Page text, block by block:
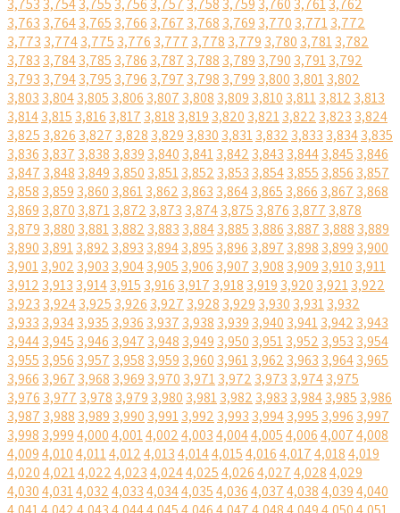
3,753 3,7543,755 3,756 3,757 3,758 3,759 3,760 3,7613,762
3,763 3,7643,765 3,766 3,767 3,768 3,769 3,770 3,7713,772
3,773 3,7743,775 3,776 3,777 3,778 3,779 3,780 3,7813,782
3,783 3,7843,785 3,786 3,787 3,788 3,789 3,790 3,7913,792
3,793 3,7943,795 3,796 3,797 3,798 3,799 3,800 3,8013,802
3,803 3,8043,805 3,806 3,807 3,808 3,809 3,810 3,8113,812 3,813
3,8143,815 3,816 3,817 3,818 3,819 3,820 3,8213,822 3,823 3,824
3,825 3,826 3,827 3,828 3,829 3,830 3,8313,832 3,833 3,8343,835
3,836 3,837 3,838 3,839 3,840 3,8413,842 3,843 3,8443,845 3,846
3,847 3,848 3,849 3,850 3,8513,852 3,853 3,8543,855 3,856 3,857
3,858 3,859 3,860 3,8613,862 3,863 3,8643,865 3,866 3,867 3,868
3,869 3,870 3,8713,872 3,873 3,8743,875 3,876 3,877 3,878
3,879 3,880 3,8813,882 3,883 3,8843,885 3,886 3,887 3,888 3,889
3,890 3,8913,892 3,893 3,8943,895 3,896 3,897 3,898 3,899 3,900
3,9013,902 3,903 3,9043,905 3,906 3,907 3,908 3,909 3,910 3,911
3,912 3,913 3,9143,915 3,916 3,917 3,918 3,919 3,920 3,9213,922
3,923 3,9243,925 3,926 3,927 3,928 3,929 3,930 3,9313,932
3,933 3,9343,935 3,936 3,937 3,938 3,939 3,940 3,9413,942 3,943
3,9443,945 3,946 3,947 3,948 3,949 3,950 3,9513,952 3,953 3,954
3,955 3,956 3,957 3,958 3,959 3,960 3,9613,962 3,963 3,9643,965
3,966 3,967 3,968 3,969 3,970 3,9713,972 3,973 3,9743,975
3,976 3,977 3,978 3,979 3,980 3,9813,982 3,983 3,9843,985 3,986
3,987 3,988 3,989 3,990 3,9913,992 3,993 3,9943,995 3,996 3,997
3,998 3,9994,0004,0014,0024,0034,0044,0054,0064,0074,008
4,0094,0104,0114,0124,0134,0144,0154,0164,0174,0184,019
4,0204,0214,0224,0234,0244,0254,0264,0274,0284,029
4,0304,0314,0324,0334,0344,0354,0364,0374,0384,0394,040